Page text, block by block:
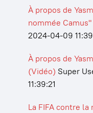
À propos de
nommée Camus"
2024-04-09
À propos de
(Vidéo) Super
11:39:21
La FIFA contre